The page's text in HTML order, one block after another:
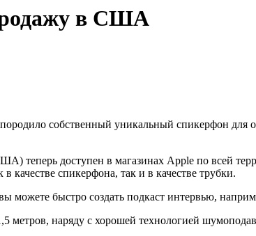
в США
собственный уникальный спикерфон для
теперь доступен в магазинах Apple по всей
качестве спикерфона, так и в качестве трубки.
можете быстро создать подкаст интервью,
наряду с хорошей технологией